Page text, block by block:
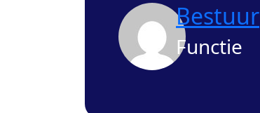
Bestuur
Functie